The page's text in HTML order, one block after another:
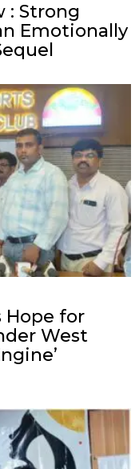
: Strong
Emotionally
Hope for
West